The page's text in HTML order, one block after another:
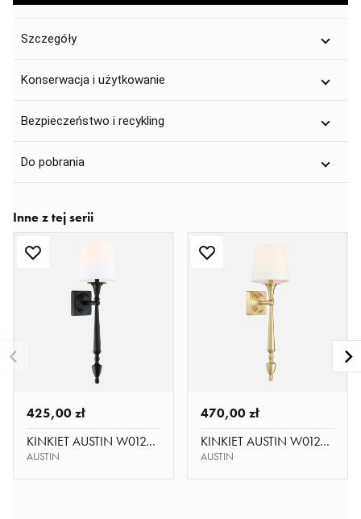
Szczegóły
Konserwacja i użytkowanie
Bezpieczeństwo i recykling
Do pobrania
Inne z tej serii
425,00 zł
KINKIET AUSTIN W01296BK-WH
AUSTIN
470,00 zł
KINKIET AUSTIN W01289BR-WH
AUSTIN